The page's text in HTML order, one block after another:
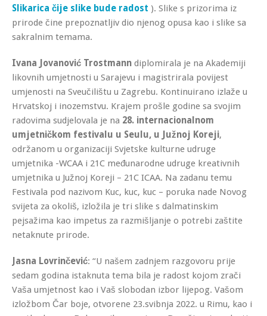
Slikarica čije slike bude radost ). Slike s prizorima iz
prirode čine prepoznatljiv dio njenog opusa kao i slike sa
sakralnim temama.
Ivana Jovanović Trostmann diplomirala je na Akademiji
likovnih umjetnosti u Sarajevu i magistrirala povijest
umjenosti na Sveučilištu u Zagrebu. Kontinuirano izlaže u
Hrvatskoj i inozemstvu. Krajem prošle godine sa svojim
radovima sudjelovala je na 28. internacionalnom
umjetničkom festivalu u Seulu, u Južnoj Koreji,
održanom u organizaciji Svjetske kulturne udruge
umjetnika -WCAA i 21C međunarodne udruge kreativnih
umjetnika u Južnoj Koreji – 21C ICAA. Na zadanu temu
Festivala pod nazivom Kuc, kuc, kuc – poruka nade Novog
svijeta za okoliš, izložila je tri slike s dalmatinskim
pejsažima kao impetus za razmišljanje o potrebi zaštite
netaknute prirode.
Jasna Lovrinčević: “U našem zadnjem razgovoru prije
sedam godina istaknuta tema bila je radost kojom zrači
Vaša umjetnost kao i Vaš slobodan izbor lijepog. Vašom
izložbom Čar boje, otvorene 23.svibnja 2022. u Rimu, kao i